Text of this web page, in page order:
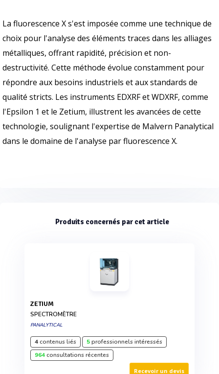
La fluorescence X s'est imposée comme une technique de
choix pour l'analyse des éléments traces dans les alliages
métalliques, offrant rapidité, précision et non-
destructivité. Cette méthode évolue constamment pour
répondre aux besoins industriels et aux standards de
qualité stricts. Les instruments EDXRF et WDXRF, comme
l'Epsilon 1 et le Zetium, illustrent les avancées de cette
technologie, soulignant l'expertise de Malvern Panalytical
dans le domaine de l'analyse par fluorescence X.
Produits concernés par cet article
ZETIUM
SPECTROMÈTRE
PANALYTICAL
4contenus liés 5professionnels intéressés
964consultations récentes
Recevoir un devis